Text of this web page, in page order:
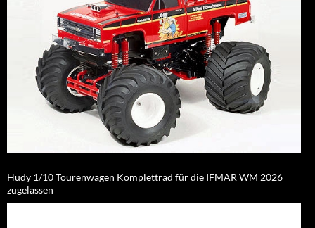
Hudy 1/10 Tourenwagen Komplettrad für die IFMAR WM 2026
zugelassen